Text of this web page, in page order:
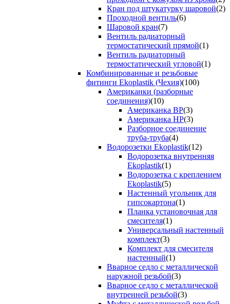
Кран под штукатурку шаровой(2)
Проходной вентиль(6)
Шаровой кран(7)
Вентиль радиаторный
термостатический прямой(1)
Вентиль радиаторный
термостатический угловой(1)
Комбинированные и резьбовые
фитинги Ekoplastik (Чехия)(100)
Американки (разборные
соединения)(10)
Американка ВР(3)
Американка НР(3)
Разборное соединение
труба-труба(4)
Водорозетки Ekoplastik(12)
Водорозетка внутренняя
Ekoplastik(1)
Водорозетка с креплением
Ekoplastik(5)
Настенный угольник для
гипсокартона(1)
Планка установочная для
смесителя(1)
Универсальный настенный
комплект(3)
Комплект для смесителя
настенный(1)
Вварное седло с металлической
наружной резьбой(3)
Вварное седло с металлической
внутренней резьбой(3)